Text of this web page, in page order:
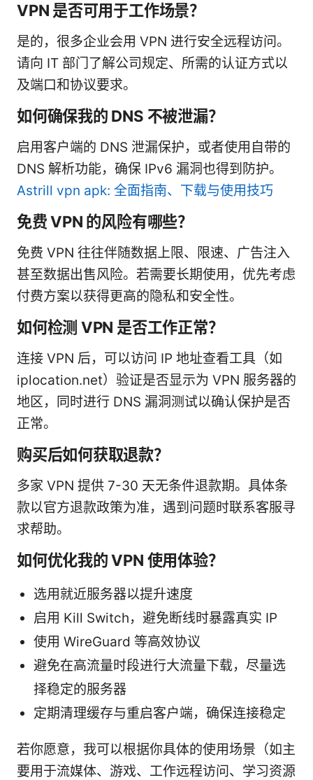
VPN 是否可用于工作场景？
是的，很多企业会用 VPN 进行安全远程访问。
请向 IT 部门了解公司规定、所需的认证方式以
及端口和协议要求。
如何确保我的 DNS 不被泄漏？
启用客户端的 DNS 泄漏保护，或者使用自带的
DNS 解析功能，确保 IPv6 漏洞也得到防护。
Astrill vpn apk: 全面指南、下载与使用技巧
免费 VPN 的风险有哪些？
免费 VPN 往往伴随数据上限、限速、广告注入
甚至数据出售风险。若需要长期使用，优先考虑
付费方案以获得更高的隐私和安全性。
如何检测 VPN 是否工作正常？
连接 VPN 后，可以访问 IP 地址查看工具（如
iplocation.net）验证是否显示为 VPN 服务器的
地区，同时进行 DNS 漏洞测试以确认保护是否
正常。
购买后如何获取退款？
多家 VPN 提供 7-30 天无条件退款期。具体条
款以官方退款政策为准，遇到问题时联系客服寻
求帮助。
如何优化我的 VPN 使用体验？
选用就近服务器以提升速度
启用 Kill Switch，避免断线时暴露真实 IP
使用 WireGuard 等高效协议
避免在高流量时段进行大流量下载，尽量选
择稳定的服务器
定期清理缓存与重启客户端，确保连接稳定
若你愿意，我可以根据你具体的使用场景（如主
要用于流媒体、游戏、工作远程访问、学习资源